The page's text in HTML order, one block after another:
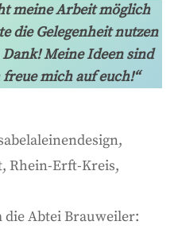
meine Arbeit möglich
die Gelegenheit nutzen
Dank! Meine Ideen sind
mich auf euch!“
,
, Rhein-Erft-Kreis,
Abtei Brauweiler: